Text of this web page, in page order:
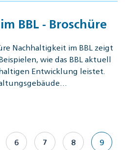
BBL - Broschüre
Nachhaltigkeit im BBL zeigt
wie das BBL aktuell
Entwicklung leistet.
6 7 8 9